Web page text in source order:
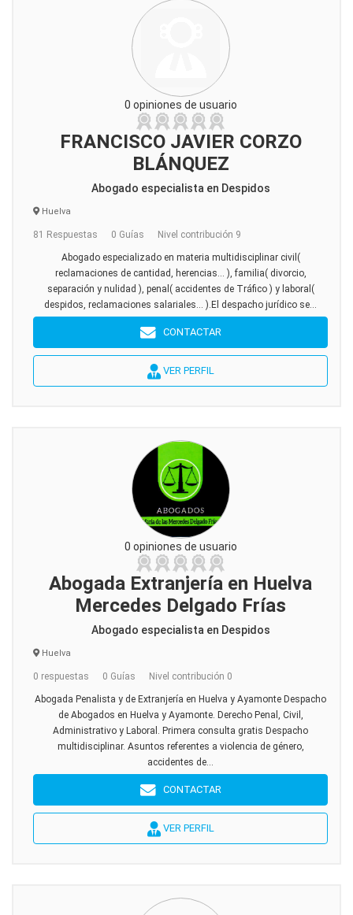
0 opiniones de usuario
FRANCISCO JAVIER CORZO
BLÁNQUEZ
Abogado especialista en Despidos
Huelva
81 Respuestas 0 Guías Nivel contribución 9
Abogado especializado en materia multidisciplinar civil(
reclamaciones de cantidad, herencias... ), familia( divorcio,
separación y nulidad ), penal( accidentes de Tráfico ) y laboral(
despidos, reclamaciones salariales... ).El despacho jurídico se...
CONTACTAR
VER PERFIL
0 opiniones de usuario
Abogada Extranjería en Huelva
Mercedes Delgado Frías
Abogado especialista en Despidos
Huelva
0 respuestas 0 Guías Nivel contribución 0
Abogada Penalista y de Extranjería en Huelva y Ayamonte Despacho
de Abogados en Huelva y Ayamonte. Derecho Penal, Civil,
Administrativo y Laboral. Primera consulta gratis Despacho
multidisciplinar. Asuntos referentes a violencia de género,
accidentes de...
CONTACTAR
VER PERFIL